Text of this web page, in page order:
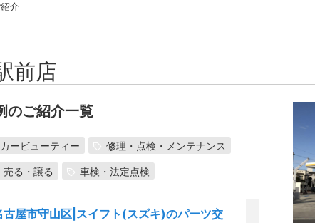
介
前店
のご紹介一覧
カービューティー 修理・点検・メンテナンス
売る・譲る 車検・法定点検
古屋市守山区|スイフト(スズキ)のパーツ交